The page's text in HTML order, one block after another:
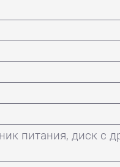
питания, диск с